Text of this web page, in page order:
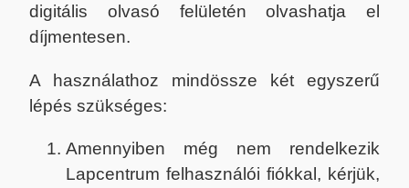
digitális olvasó felületén olvashatja el
díjmentesen.
A használathoz mindössze két egyszerű
lépés szükséges:
Amennyiben még nem rendelkezik
Lapcentrum felhasználói fiókkal, kérjük,